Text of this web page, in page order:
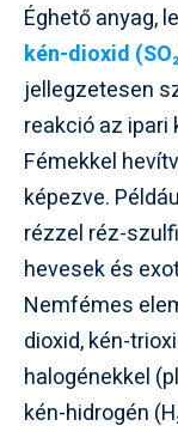
Éghető anyag,
kén-dioxid
jellegzetesen
reakció az
Fémekkel
képezve.
rézzel réz-
hevesek és
Nemfémes
dioxid, kén-
halogénekkel
kén-hidrogén